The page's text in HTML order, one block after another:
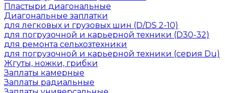
Пластыри диагональные
Диагональные заплатки
для легковых и грузовых шин (D/DS 2-10)
для погрузочной и карьерной техники (D30-32)
для ремонта сельхозтехники
для погрузочной и карьерной техники (серия Du)
Жгуты, ножки, грибки
Заплаты камерные
Заплаты радиальные